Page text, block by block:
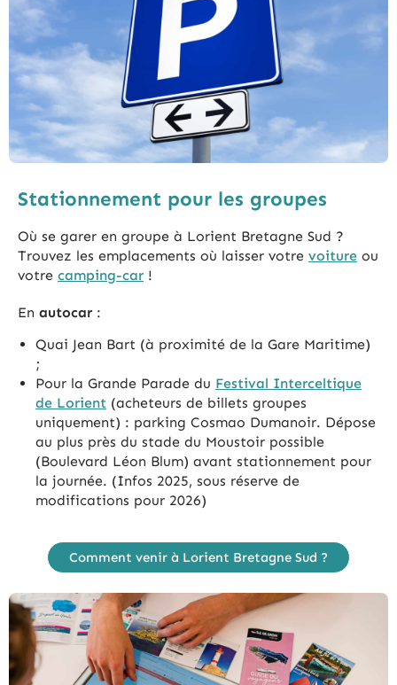
Stationnement pour les groupes
Où se garer en groupe à Lorient Bretagne Sud ?
Trouvez les emplacements où laisser votre voiture ou
votre camping-car !
En autocar:
Quai Jean Bart (à proximité de la Gare Maritime)
;
Pour la Grande Parade du Festival Interceltique
de Lorient (acheteurs de billets groupes
uniquement) : parking Cosmao Dumanoir. Dépose
au plus près du stade du Moustoir possible
(Boulevard Léon Blum) avant stationnement pour
la journée. (Infos 2025, sous réserve de
modifications pour 2026)
Comment venir à Lorient Bretagne Sud ?